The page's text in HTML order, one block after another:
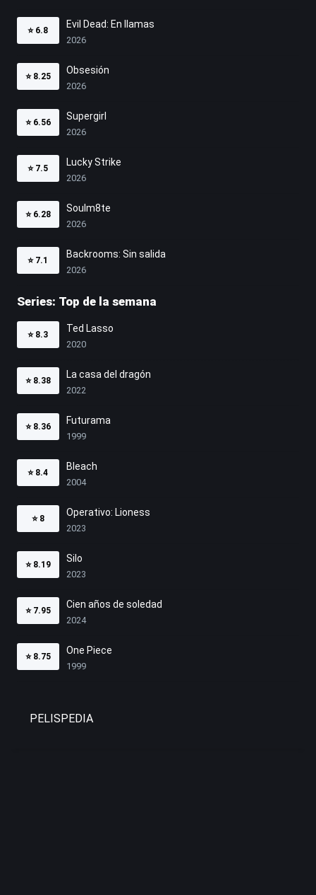
⭐ 6.8
Evil Dead: En llamas
2026
⭐ 8.25
Obsesión
2026
⭐ 6.56
Supergirl
2026
⭐ 7.5
Lucky Strike
2026
⭐ 6.28
Soulm8te
2026
⭐ 7.1
Backrooms: Sin salida
2026
Series: Top de la semana
⭐ 8.3
Ted Lasso
2020
⭐ 8.38
La casa del dragón
2022
⭐ 8.36
Futurama
1999
⭐ 8.4
Bleach
2004
⭐ 8
Operativo: Lioness
2023
⭐ 8.19
Silo
2023
⭐ 7.95
Cien años de soledad
2024
⭐ 8.75
One Piece
1999
PELISPEDIA